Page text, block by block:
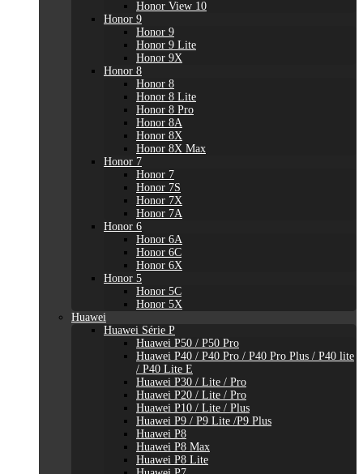
Honor View 10
Honor 9
Honor 9
Honor 9 Lite
Honor 9X
Honor 8
Honor 8
Honor 8 Lite
Honor 8 Pro
Honor 8A
Honor 8X
Honor 8X Max
Honor 7
Honor 7
Honor 7S
Honor 7X
Honor 7A
Honor 6
Honor 6A
Honor 6C
Honor 6X
Honor 5
Honor 5C
Honor 5X
Huawei
Huawei Série P
Huawei P50 / P50 Pro
Huawei P40 / P40 Pro / P40 Pro Plus / P40 lite
/ P40 Lite E
Huawei P30 / Lite / Pro
Huawei P20 / Lite / Pro
Huawei P10 / Lite / Plus
Huawei P9 / P9 Lite /P9 Plus
Huawei P8
Huawei P8 Max
Huawei P8 Lite